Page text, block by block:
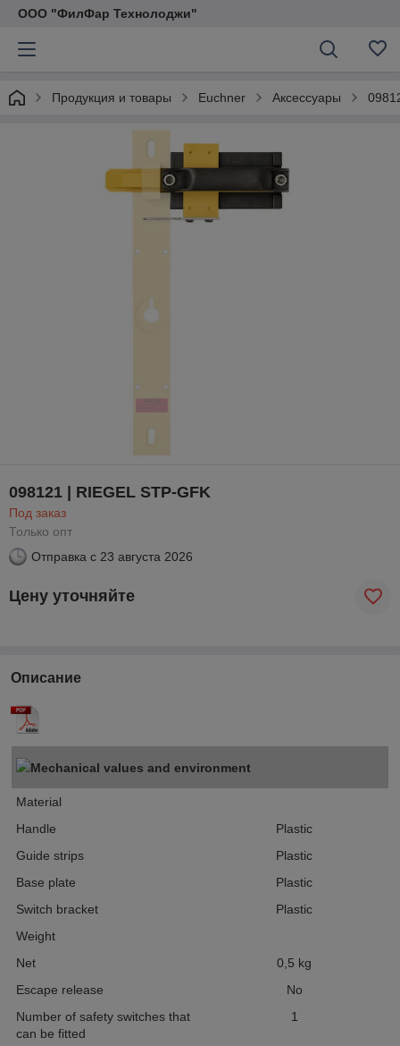
ООО "ФилФар Технолоджи"
Продукция и товары Euchner Аксессуары
098121 | RIEGEL STP-GFK
Под заказ
Только опт
Отправка с 23 августа 2026
Цену уточняйте
Описание
Mechanical values and environment
Material
Handle
Plastic
Guide strips
Plastic
Base plate
Plastic
Switch bracket
Plastic
Weight
Net
0,5 kg
Escape release
No
Number of safety switches that
can be fitted
1